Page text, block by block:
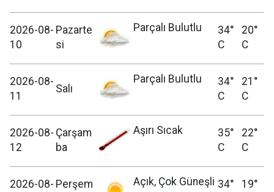
2026-08-
10
Pazarte
si
Parçalı Bulutlu
34°
C
20°
C
2026-08-
11
Salı
Parçalı Bulutlu
34°
C
21°
C
2026-08-
12
Çarşam
ba
Aşırı Sıcak
35°
C
22°
C
2026-08- Perşem
Açık, Çok Güneşli 34°
19°